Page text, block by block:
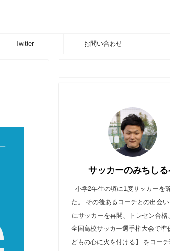
Twitter お問い合わせ
サッカーのみちしる
小学2年生の頃に1度サッカーを
た。 その後あるコーチとの出会
にサッカーを再開、トレセン合格
全国高校サッカー選手権大会で準
どもの心に火を付ける】 をコー